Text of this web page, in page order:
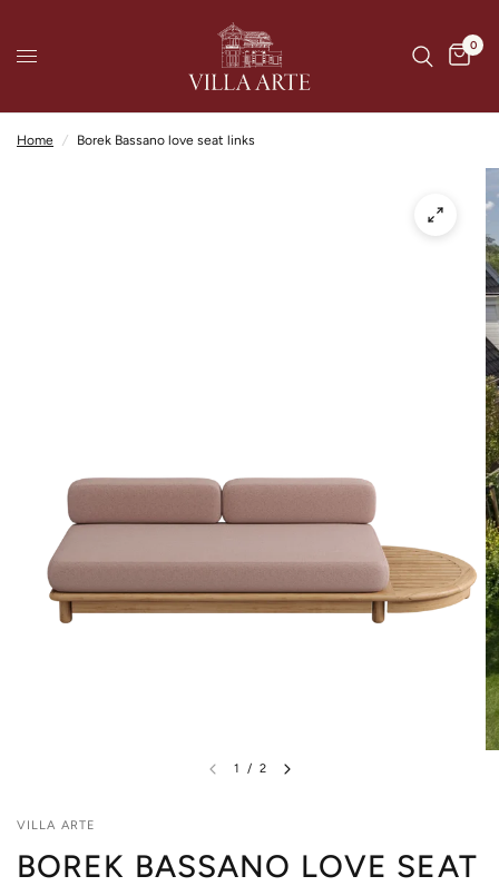
0
Home / Borek Bassano love seat links
1 / 2
VILLA ARTE
BOREK BASSANO LOVE SEAT